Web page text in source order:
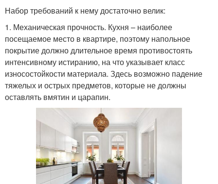
Набор требований к нему достаточно велик:
1. Механическая прочность. Кухня – наиболее
посещаемое место в квартире, поэтому напольное
покрытие должно длительное время противостоять
интенсивному истиранию, на что указывает класс
износостойкости материала. Здесь возможно падение
тяжелых и острых предметов, которые не должны
оставлять вмятин и царапин.